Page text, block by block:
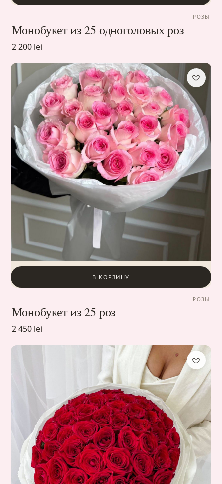
РОЗЫ
Монобукет из 25 одноголовых роз
2 200 lei
В КОРЗИНУ
РОЗЫ
Монобукет из 25 роз
2 450 lei